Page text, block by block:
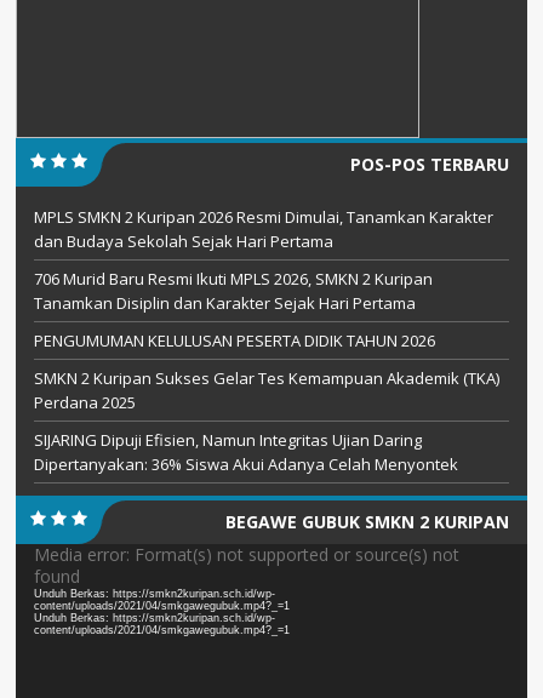
POS-POS TERBARU
MPLS SMKN 2 Kuripan 2026 Resmi Dimulai, Tanamkan Karakter
dan Budaya Sekolah Sejak Hari Pertama
706 Murid Baru Resmi Ikuti MPLS 2026, SMKN 2 Kuripan
Tanamkan Disiplin dan Karakter Sejak Hari Pertama
PENGUMUMAN KELULUSAN PESERTA DIDIK TAHUN 2026
SMKN 2 Kuripan Sukses Gelar Tes Kemampuan Akademik (TKA)
Perdana 2025
SIJARING Dipuji Efisien, Namun Integritas Ujian Daring
Dipertanyakan: 36% Siswa Akui Adanya Celah Menyontek
BEGAWE GUBUK SMKN 2 KURIPAN
Pemutar
Video
Media error: Format(s) not supported or source(s) not
found
Unduh Berkas: https://smkn2kuripan.sch.id/wp-
content/uploads/2021/04/smkgawegubuk.mp4?_=1
Unduh Berkas: https://smkn2kuripan.sch.id/wp-
content/uploads/2021/04/smkgawegubuk.mp4?_=1